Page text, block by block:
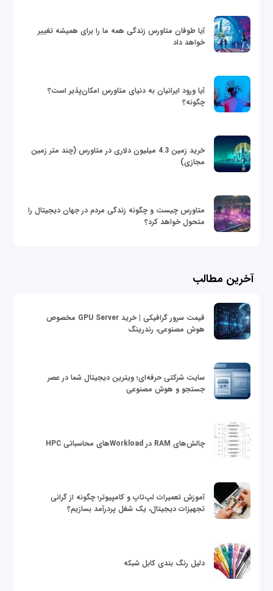
آیا طوفان متاورس زندگی همه ما را برای همیشه تغییر
خواهد داد
آیا ورود ایرانیان به دنیای متاورس امکان‌پذیر است؟
چگونه؟
خرید زمین 4.3 میلیون دلاری در متاورس (چند متر زمین
مجازی)
متاورس چیست و چگونه زندگی مردم در جهان دیجیتال را
متحول خواهد کرد؟
آخرین مطالب
قیمت سرور گرافیکی | خرید GPU Server مخصوص
هوش مصنوعی، رندرینگ
سایت شرکتی حرفه‌ای؛ ویترین دیجیتال شما در عصر
جستجو و هوش مصنوعی
چالش‌های RAM در Workloadهای محاسباتی HPC
آموزش تعمیرات لپ‌تاپ و کامپیوتر؛ چگونه از گرانی
تجهیزات دیجیتال، یک شغل پردرآمد بسازیم؟
دلیل رنگ بندی کابل شبکه